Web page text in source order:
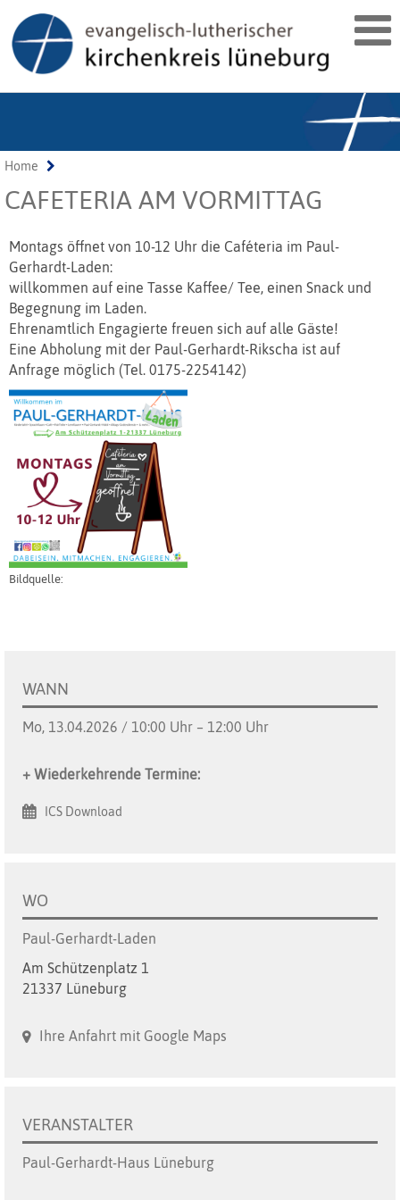
Home
CAFETERIA AM VORMITTAG
Montags öffnet von 10-12 Uhr die Caféteria im Paul-
Gerhardt-Laden:
willkommen auf eine Tasse Kaffee/ Tee, einen Snack und
Begegnung im Laden.
Ehrenamtlich Engagierte freuen sich auf alle Gäste!
Eine Abholung mit der Paul-Gerhardt-Rikscha ist auf
Anfrage möglich (Tel. 0175-2254142)
Bildquelle:
WANN
Mo, 13.04.2026 / 10:00 Uhr – 12:00 Uhr
+ Wiederkehrende Termine:
ICS Download
WO
Paul-Gerhardt-Laden
Am Schützenplatz 1
21337 Lüneburg
Ihre Anfahrt mit Google Maps
VERANSTALTER
Paul-Gerhardt-Haus Lüneburg